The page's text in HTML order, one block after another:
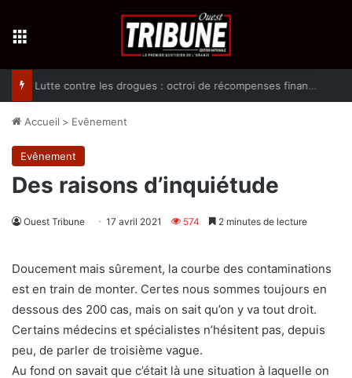
Accueil > Evênement
Evênement
Des raisons d’inquiétude
Ouest Tribune 17 avril 2021 574 2 minutes de lecture
Doucement mais sûrement, la courbe des contaminations
est en train de monter. Certes nous sommes toujours en
dessous des 200 cas, mais on sait qu’on y va tout droit.
Certains médecins et spécialistes n’hésitent pas, depuis
peu, de parler de troisième vague.
Au fond on savait que c’était là une situation à laquelle on